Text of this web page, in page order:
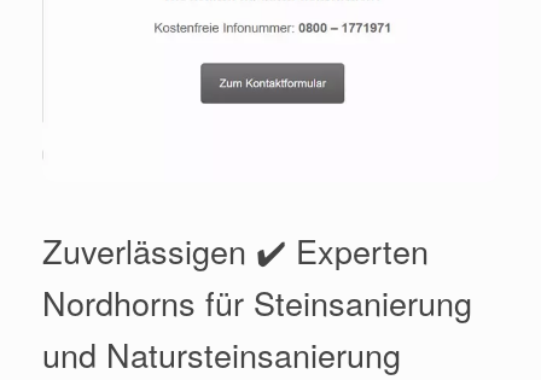
Zuverlässigen ✔️ Experten
Nordhorns für Steinsanierung
und Natursteinsanierung